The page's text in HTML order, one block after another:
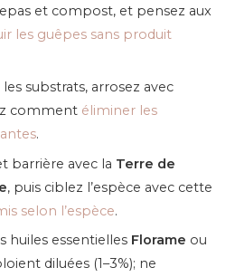
et compost, et pensez aux
les guêpes sans produit
les substrats, arrosez avec
comment éliminer les
.
barrière avec la Terre de
, puis ciblez l’espèce avec cette
selon l’espèce.
huiles essentielles Florame ou
diluées (1–3%); ne